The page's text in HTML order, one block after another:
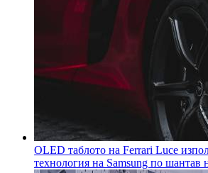
OLED таблото на Ferrari Luce
технология на Samsung по шантав